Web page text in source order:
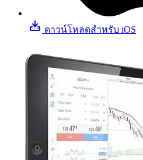
ดาวน์โหลดสําหรับ iOS